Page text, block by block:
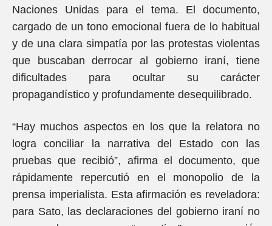
Naciones Unidas para el tema. El documento,
cargado de un tono emocional fuera de lo habitual
y de una clara simpatía por las protestas violentas
que buscaban derrocar al gobierno iraní, tiene
dificultades para ocultar su carácter
propagandístico y profundamente desequilibrado.
“Hay muchos aspectos en los que la relatora no
logra conciliar la narrativa del Estado con las
pruebas que recibió”, afirma el documento, que
rápidamente repercutió en el monopolio de la
prensa imperialista. Esta afirmación es reveladora:
para Sato, las declaraciones del gobierno iraní no